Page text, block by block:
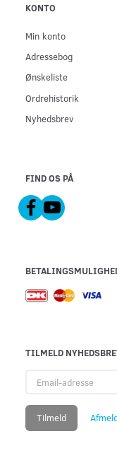
KONTO
Min konto
Adressebog
Ønskeliste
Ordrehistorik
Nyhedsbrev
FIND OS PÅ
TILMELD
adresse
Tilmeld